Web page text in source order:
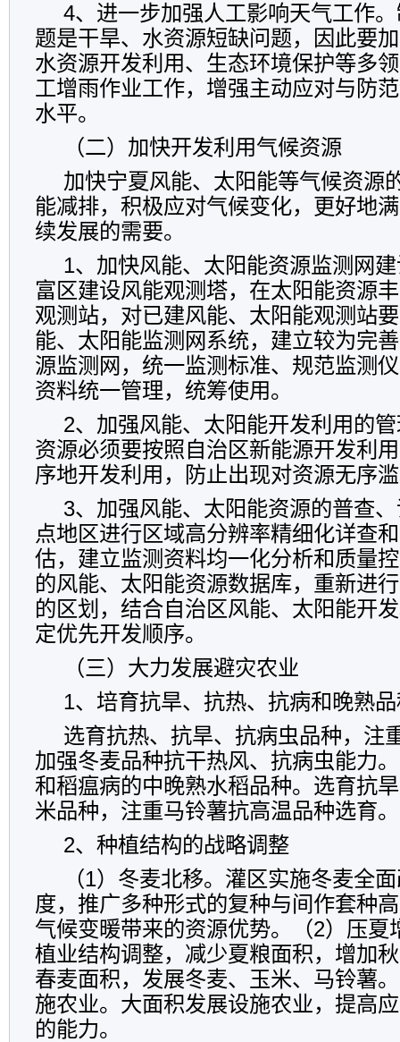
4、进一步加强人工影响天气工作
题是干旱、水资源短缺问题，因此要
水资源开发利用、生态环境保护等多
工增雨作业工作，增强主动应对与防
水平。
（二）加快开发利用气候资源
加快宁夏风能、太阳能等气候资源
能减排，积极应对气候变化，更好地
续发展的需要。
1、加快风能、太阳能资源监测网
富区建设风能观测塔，在太阳能资源
观测站，对已建风能、太阳能观测站
能、太阳能监测网系统，建立较为完
源监测网，统一监测标准、规范监测
资料统一管理，统筹使用。
2、加强风能、太阳能开发利用的
资源必须要按照自治区新能源开发利
序地开发利用，防止出现对资源无序
3、加强风能、太阳能资源的普查
点地区进行区域高分辨率精细化详查
估，建立监测资料均一化分析和质量
的风能、太阳能资源数据库，重新进
的区划，结合自治区风能、太阳能开
定优先开发顺序。
（三）大力发展避灾农业
1、培育抗旱、抗热、抗病和晚熟
选育抗热、抗旱、抗病虫品种，注
加强冬麦品种抗干热风、抗病虫能力
和稻瘟病的中晚熟水稻品种。选育抗
米品种，注重马铃薯抗高温品种选育。
2、种植结构的战略调整
（1）冬麦北移。灌区实施冬麦全
度，推广多种形式的复种与间作套种
气候变暖带来的资源优势。（2）压夏
植业结构调整，减少夏粮面积，增加
春麦面积，发展冬麦、玉米、马铃薯
施农业。大面积发展设施农业，提高
的能力。